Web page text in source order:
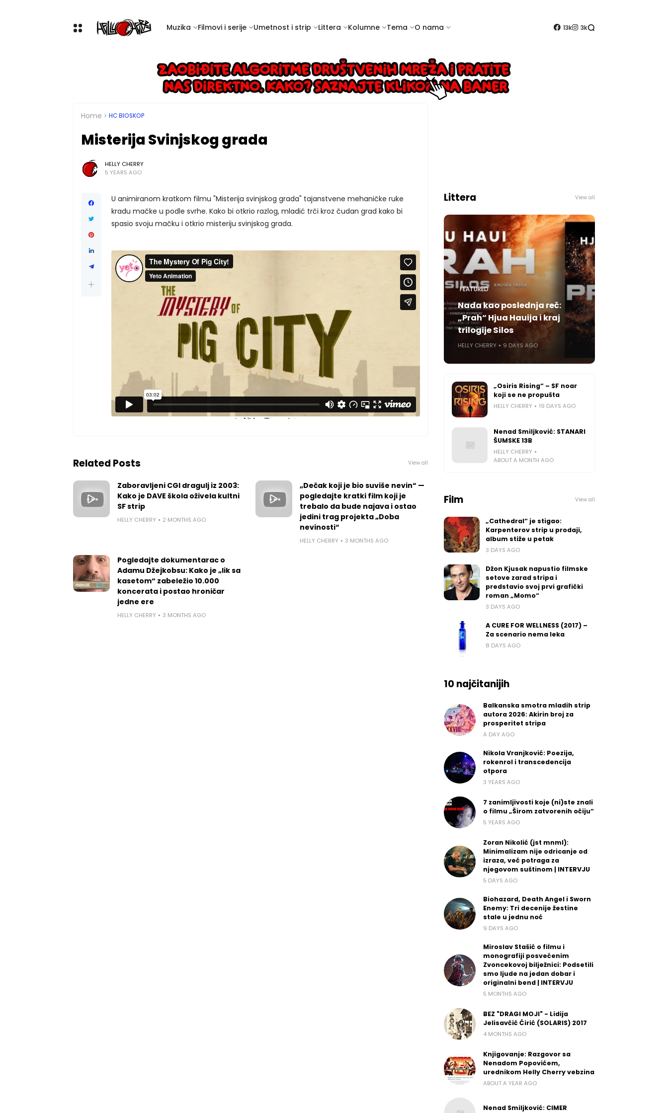
Muzika Filmovi i serije Umetnost i strip Littera Kolumne Tema O nama 13k 3k
Home HC BIOSKOP
Misterija Svinjskog grada
HELLY CHERRY
5 YEARS AGO
U animiranom kratkom filmu "Misterija svinjskog grada" tajanstvene mehaničke ruke
kradu mačke u podle svrhe. Kako bi otkrio razlog, mladić trči kroz čudan grad kako bi
spasio svoju mačku i otkrio misteriju svinjskog grada.
Related Posts View all
Zaboravljeni CGI dragulj iz 2003:
Kako je DAVE škola oživela kultni
SF strip
HELLY CHERRY 2 MONTHS AGO
„Dečak koji je bio suviše nevin“ —
pogledajte kratki film koji je
trebalo da bude najava i ostao
jedini trag projekta „Doba
nevinosti“
HELLY CHERRY 3 MONTHS AGO
Pogledajte dokumentarac o
Adamu Džejkobsu: Kako je „lik sa
kasetom“ zabeležio 10.000
koncerata i postao hroničar
jedne ere
HELLY CHERRY 3 MONTHS AGO
Littera View all
FEATURED
Nada kao poslednja reč:
„Prah“ Hjua Hauija i kraj
trilogije Silos
HELLY CHERRY 9 DAYS AGO
„Osiris Rising“ – SF noar
koji se ne propušta
HELLY CHERRY 19 DAYS AGO
Nenad Smiljković: STANARI
ŠUMSKE 13B
HELLY CHERRY
ABOUT A MONTH AGO
Film View all
„Cathedral“ je stigao:
Karpenterov strip u prodaji,
album stiže u petak
3 DAYS AGO
Džon Kjusak napustio filmske
setove zarad stripa i
predstavio svoj prvi grafički
roman „Momo“
3 DAYS AGO
A CURE FOR WELLNESS (2017) –
Za scenario nema leka
8 DAYS AGO
10 najčitanijih
Balkanska smotra mladih strip
autora 2026: Akirin broj za
prosperitet stripa
A DAY AGO
Nikola Vranjković: Poezija,
rokenrol i transcedencija
otpora
3 YEARS AGO
7 zanimljivosti koje (ni)ste znali
o filmu „Širom zatvorenih očiju“
5 YEARS AGO
Zoran Nikolić (jst mnml):
Minimalizam nije odricanje od
izraza, već potraga za
njegovom suštinom | INTERVJU
5 DAYS AGO
Biohazard, Death Angel i Sworn
Enemy: Tri decenije žestine
stale u jednu noć
9 DAYS AGO
Miroslav Stašić o filmu i
monografiji posvećenim
Zvoncekovoj bilježnici: Podsetili
smo ljude na jedan dobar i
originalni bend | INTERVJU
5 MONTHS AGO
BEZ "DRAGI MOJI" - Lidija
Jelisavčić Ćirić (SOLARIS) 2017
4 MONTHS AGO
Knjigovanje: Razgovor sa
Nenadom Popovićem,
urednikom Helly Cherry vebzina
ABOUT A YEAR AGO
Nenad Smiljković: CIMER